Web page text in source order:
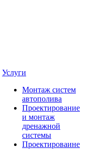
Услуги
Монтаж систем
автополива
Проектирование
и монтаж
дренажной
системы
Проектироваине